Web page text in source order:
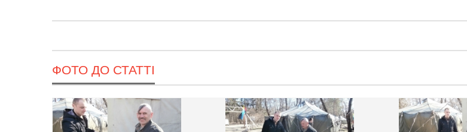
ФОТО ДО СТАТТІ